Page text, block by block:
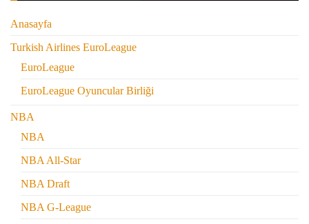
Anasayfa
Turkish Airlines EuroLeague
EuroLeague
EuroLeague Oyuncular Birliği
NBA
NBA
NBA All-Star
NBA Draft
NBA G-League